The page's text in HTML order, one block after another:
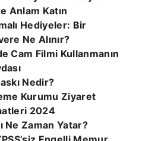
Anlam Katın
Hediyeler: Bir
Ne Alınır?
Cam Filmi Kullanmanın
Nedir?
Kurumu Ziyaret
2024
Ne Zaman Yatar?